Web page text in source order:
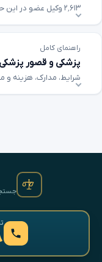
۲٬۶۱۳ وکیل عضو در این حوزه
راهنمای کامل
پزشکی و قصور پزشکی
شرایط، مدارک، هزینه